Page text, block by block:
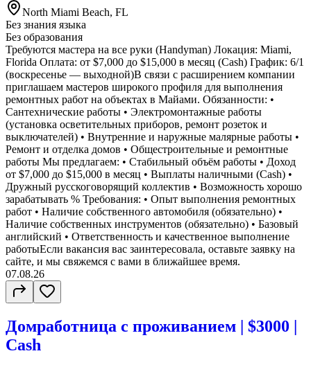
North Miami Beach, FL
Без знания языка
Без образования
Требуются мастера на все руки (Handyman) Локация: Miami,
Florida Оплата: от $7,000 до $15,000 в месяц (Cash) График: 6/1
(воскресенье — выходной)В связи с расширением компании
приглашаем мастеров широкого профиля для выполнения
ремонтных работ на объектах в Майами. Обязанности: •
Сантехнические работы • Электромонтажные работы
(установка осветительных приборов, ремонт розеток и
выключателей) • Внутренние и наружные малярные работы •
Ремонт и отделка домов • Общестроительные и ремонтные
работы Мы предлагаем: • Стабильный объём работы • Доход
от $7,000 до $15,000 в месяц • Выплаты наличными (Cash) •
Дружный русскоговорящий коллектив • Возможность хорошо
зарабатывать % Требования: • Опыт выполнения ремонтных
работ • Наличие собственного автомобиля (обязательно) •
Наличие собственных инструментов (обязательно) • Базовый
английский • Ответственность и качественное выполнение
работыЕсли вакансия вас заинтересовала, оставьте заявку на
сайте, и мы свяжемся с вами в ближайшее время.
07.08.26
Домработница с проживанием | $3000 |
Cash